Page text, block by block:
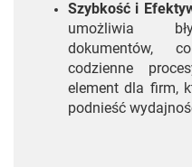
Szybkość i
umożliwia
dokumentów,
codzienne
element dla firm,
podnieść